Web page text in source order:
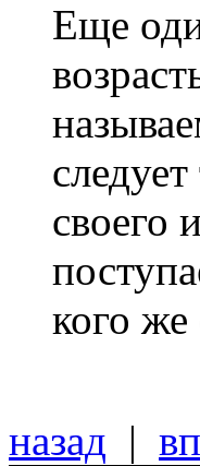
Еще
своего
кого
назад |